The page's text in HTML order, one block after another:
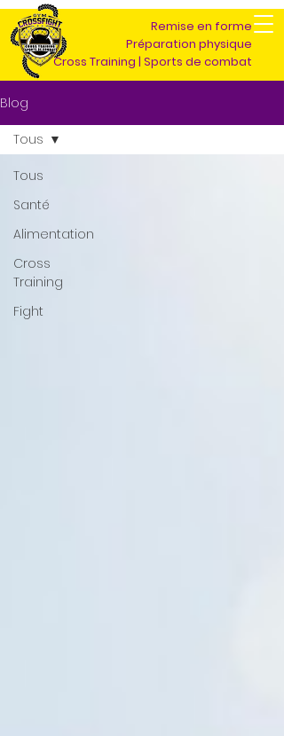
Remise en forme
Préparation physique
Cross Training | Sports de combat
Blog
Tous
Santé
Alimentation
Cross
Training
Fight
Tous